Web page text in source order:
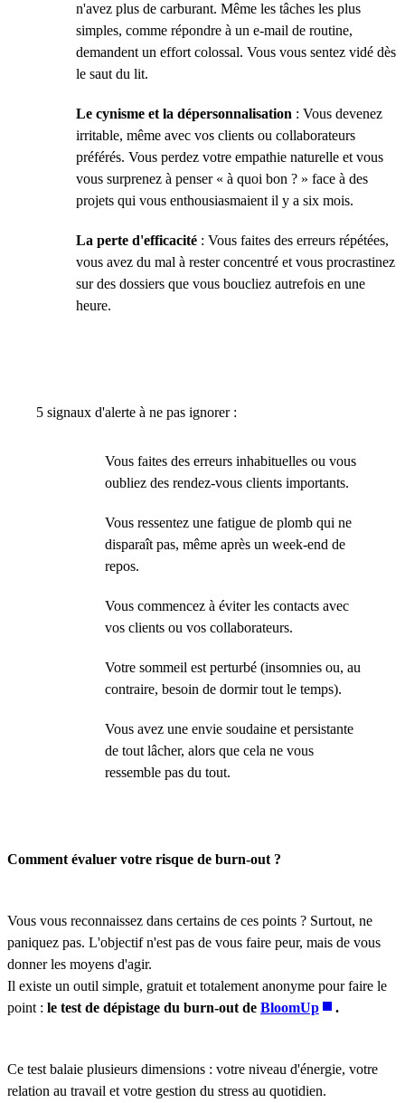
n'avez plus de carburant. Même les tâches les plus
simples, comme répondre à un e-mail de routine,
demandent un effort colossal. Vous vous sentez vidé dès
le saut du lit.
Le cynisme et la dépersonnalisation : Vous devenez
irritable, même avec vos clients ou collaborateurs
préférés. Vous perdez votre empathie naturelle et vous
vous surprenez à penser « à quoi bon ? » face à des
projets qui vous enthousiasmaient il y a six mois.
La perte d'efficacité : Vous faites des erreurs répétées,
vous avez du mal à rester concentré et vous procrastinez
sur des dossiers que vous boucliez autrefois en une
heure.
5 signaux d'alerte à ne pas ignorer :
Vous faites des erreurs inhabituelles ou vous
oubliez des rendez-vous clients importants.
Vous ressentez une fatigue de plomb qui ne
disparaît pas, même après un week-end de
repos.
Vous commencez à éviter les contacts avec
vos clients ou vos collaborateurs.
Votre sommeil est perturbé (insomnies ou, au
contraire, besoin de dormir tout le temps).
Vous avez une envie soudaine et persistante
de tout lâcher, alors que cela ne vous
ressemble pas du tout.
Comment évaluer votre risque de burn-out ?
Vous vous reconnaissez dans certains de ces points ? Surtout, ne
paniquez pas. L'objectif n'est pas de vous faire peur, mais de vous
donner les moyens d'agir.
Il existe un outil simple, gratuit et totalement anonyme pour faire le
point : le test de dépistage du burn-out de BloomUp .
Ce test balaie plusieurs dimensions : votre niveau d'énergie, votre
relation au travail et votre gestion du stress au quotidien.